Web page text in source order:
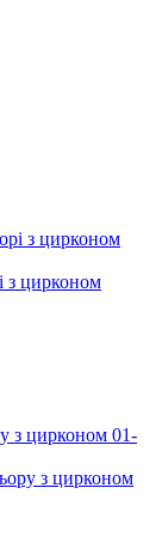
з цирконом
з цирконом